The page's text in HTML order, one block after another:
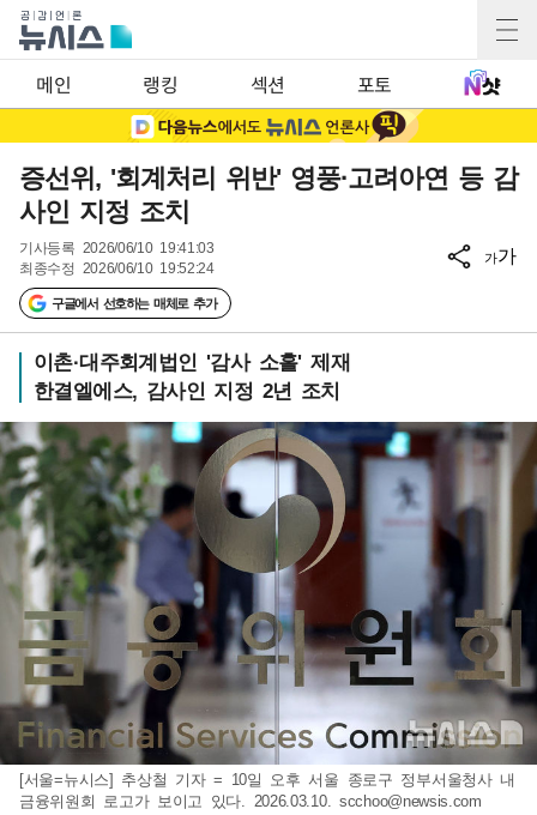
메인 랭킹 섹션 포토
증선위, '회계처리 위반' 영풍·고려아연 등 감
사인 지정 조치
기사등록 2026/06/10 19:41:03
최종수정 2026/06/10 19:52:24
구글에서 선호하는 매체로 추가
가가
이촌·대주회계법인 '감사 소홀' 제재
한결엘에스, 감사인 지정 2년 조치
[서울=뉴시스] 추상철 기자 = 10일 오후 서울 종로구 정부서울청사 내
금융위원회 로고가 보이고 있다. 2026.03.10. scchoo@newsis.com